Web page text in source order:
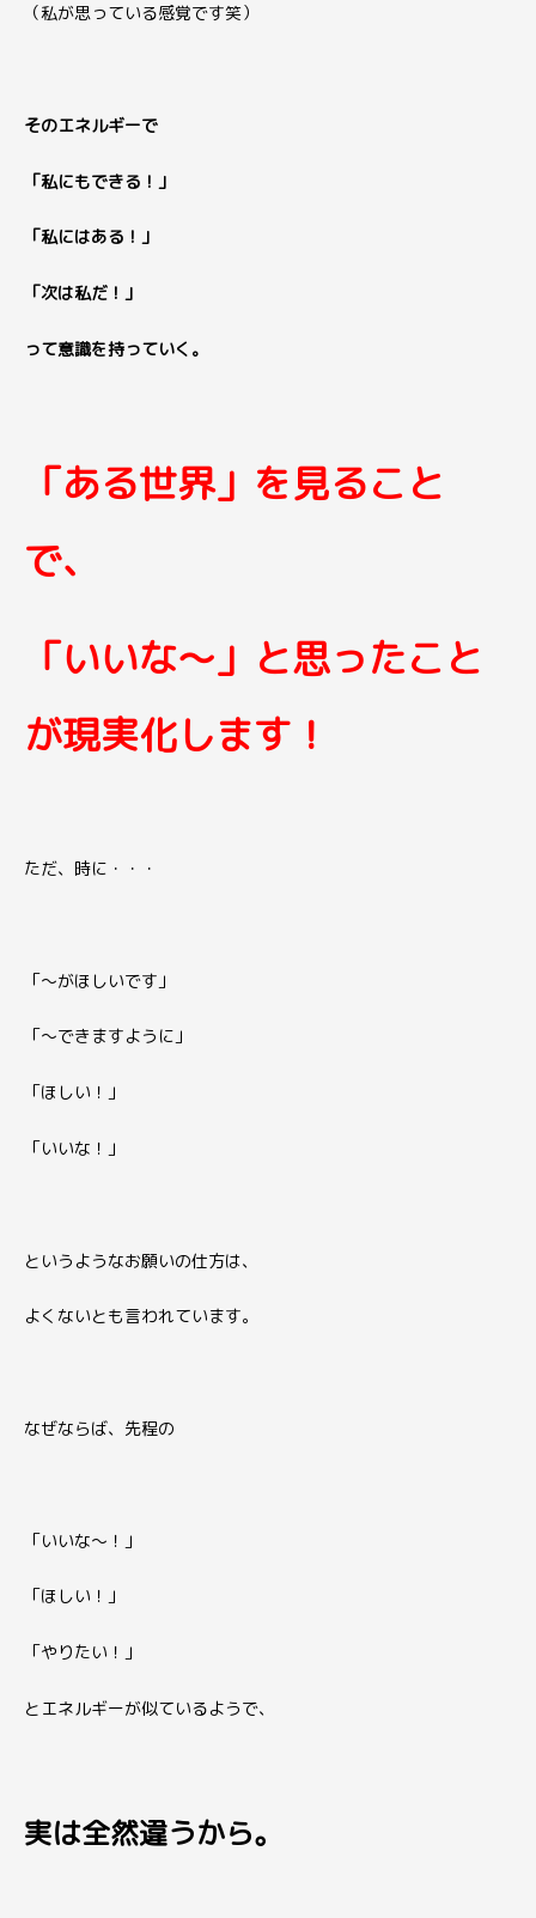
（私が思っている感覚です笑）
そのエネルギーで
「私にもできる！」
「私にはある！」
「次は私だ！」
って意識を持っていく。
「ある世界」 を見ること
で、
「いいな〜」 と思ったこと
が現実化します！
ただ、時に・・・
「〜がほしいです」
「〜できますように」
「ほしい！」
「いいな！」
というようなお願いの仕方は、
よくないとも言われています。
なぜならば、先程の
「いいな〜！」
「ほしい！」
「やりたい！」
とエネルギーが似ているようで、
実は全然違うから。